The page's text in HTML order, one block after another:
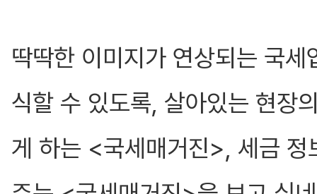
딱딱한 이미지가 연상되는 국
식할 수 있도록, 살아있는 현장
게 하는 <국세매거진>, 세금 정